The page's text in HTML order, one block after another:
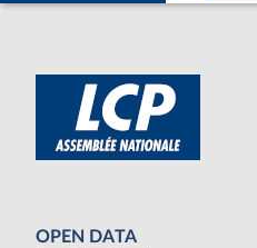
OPEN DATA